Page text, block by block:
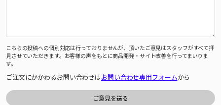
こちらの投稿への個別対応は行っておりませんが、頂いたご意見はスタッフがすべて拝
見させていただきます。お客様の声をもとに商品開発・サイト改善を行ってまいりま
す。
ご注文にかかわるお問い合わせはお問い合わせ専用フォームから